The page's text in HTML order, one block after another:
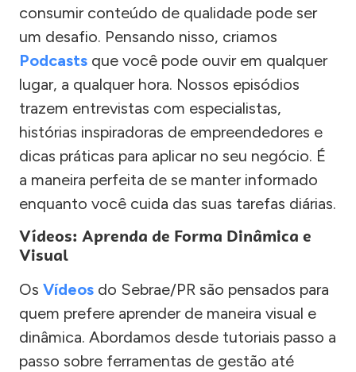
consumir conteúdo de qualidade pode ser
um desafio. Pensando nisso, criamos
Podcasts que você pode ouvir em qualquer
lugar, a qualquer hora. Nossos episódios
trazem entrevistas com especialistas,
histórias inspiradoras de empreendedores e
dicas práticas para aplicar no seu negócio. É
a maneira perfeita de se manter informado
enquanto você cuida das suas tarefas diárias.
Vídeos: Aprenda de Forma Dinâmica e
Visual
Os Vídeos do Sebrae/PR são pensados para
quem prefere aprender de maneira visual e
dinâmica. Abordamos desde tutoriais passo a
passo sobre ferramentas de gestão até